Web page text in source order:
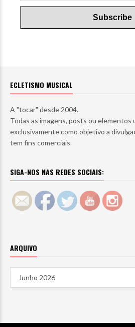
ECLETISMO MUSICAL
A "tocar" desde 2004.
Todas as imagens, posts ou elementos
exclusivamente como objetivo a
tem fins comerciais.
SIGA-NOS NAS REDES SOCIAIS:
ARQUIVO